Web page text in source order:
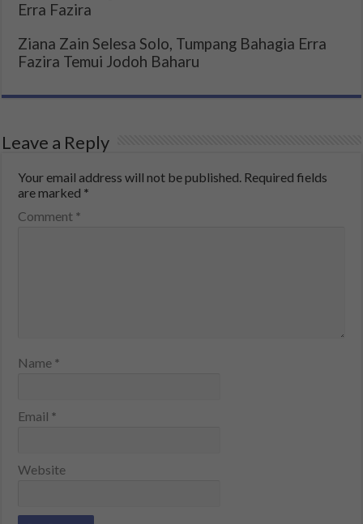
Erra Fazira
Ziana Zain Selesa Solo, Tumpang Bahagia Erra
Fazira Temui Jodoh Baharu
Leave a Reply
Your email address will not be published. Required fields
are marked *
Comment *
Name *
Email *
Website